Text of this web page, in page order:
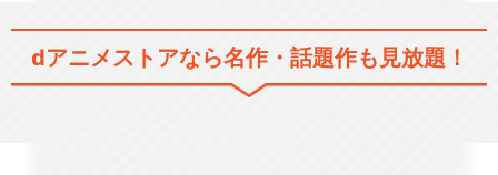
閉じる
dアニメストアなら名作・話題作も見放題！